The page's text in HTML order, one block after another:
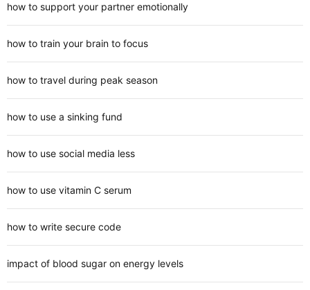
how to support your partner emotionally
how to train your brain to focus
how to travel during peak season
how to use a sinking fund
how to use social media less
how to use vitamin C serum
how to write secure code
impact of blood sugar on energy levels